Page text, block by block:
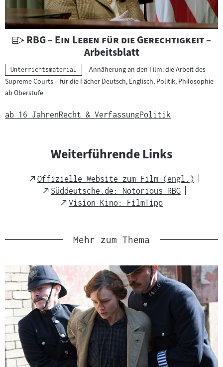
U
t
e
r
i
m
i
l
:
"
RBG – Ein Leben für die Gerechtigkeit"
–
Arbeitsblatt
Kategorie:
Unterrichtsmaterial
Annäherung an den Film: die Arbeit des
Supreme Courts – für die Fächer Deutsch, Englisch, Politik, Philosophie
ab Oberstufe
ab 16 JahrenRecht & VerfassungPolitik
Weiterführende Links
External
Link
Offizielle Website zum Film (engl.)
External
Link
Süddeutsche.de: Notorious RBG
External
Vision Kino: FilmTipp
Mehr zum Thema